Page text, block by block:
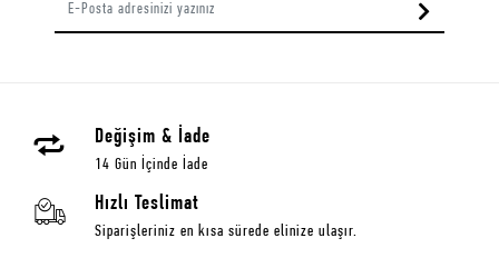
Değişim & İade
14 Gün İçinde İade
Hızlı Teslimat
Siparişleriniz en kısa sürede elinize ulaşır.